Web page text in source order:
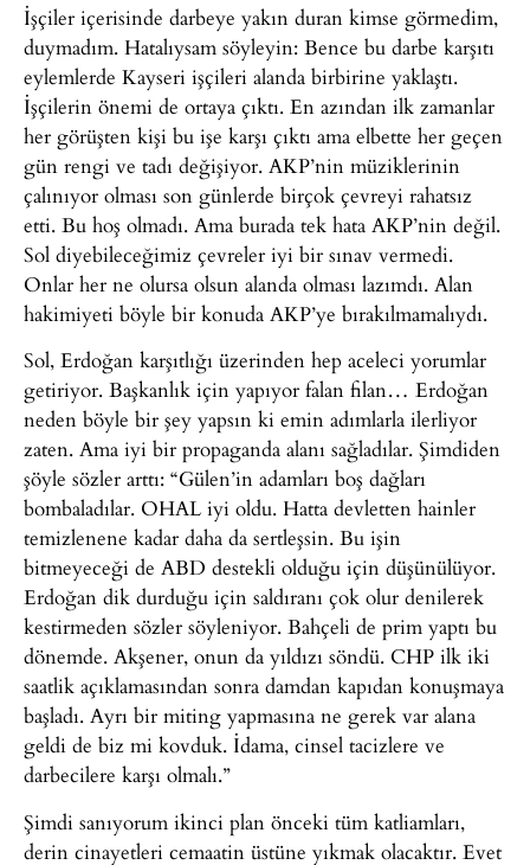
İşçiler içerisinde darbeye yakın duran kimse görmedim,
duymadım. Hatalıysam söyleyin: Bence bu darbe karşıtı
eylemlerde Kayseri işçileri alanda birbirine yaklaştı.
İşçilerin önemi de ortaya çıktı. En azından ilk zamanlar
her görüşten kişi bu işe karşı çıktı ama elbette her geçen
gün rengi ve tadı değişiyor. AKP’nin müziklerinin
çalınıyor olması son günlerde birçok çevreyi rahatsız
etti. Bu hoş olmadı. Ama burada tek hata AKP’nin değil.
Sol diyebileceğimiz çevreler iyi bir sınav vermedi.
Onlar her ne olursa olsun alanda olması lazımdı. Alan
hakimiyeti böyle bir konuda AKP’ye bırakılmamalıydı.
Sol, Erdoğan karşıtlığı üzerinden hep aceleci yorumlar
getiriyor. Başkanlık için yapıyor falan filan… Erdoğan
neden böyle bir şey yapsın ki emin adımlarla ilerliyor
zaten. Ama iyi bir propaganda alanı sağladılar. Şimdiden
şöyle sözler arttı: “Gülen’in adamları boş dağları
bombaladılar. OHAL iyi oldu. Hatta devletten hainler
temizlenene kadar daha da sertleşsin. Bu işin
bitmeyeceği de ABD destekli olduğu için düşünülüyor.
Erdoğan dik durduğu için saldıranı çok olur denilerek
kestirmeden sözler söyleniyor. Bahçeli de prim yaptı bu
dönemde. Akşener, onun da yıldızı söndü. CHP ilk iki
saatlik açıklamasından sonra damdan kapıdan konuşmaya
başladı. Ayrı bir miting yapmasına ne gerek var alana
geldi de biz mi kovduk. İdama, cinsel tacizlere ve
darbecilere karşı olmalı.”
Şimdi sanıyorum ikinci plan önceki tüm katliamları,
derin cinayetleri cemaatin üstüne yıkmak olacaktır. Evet